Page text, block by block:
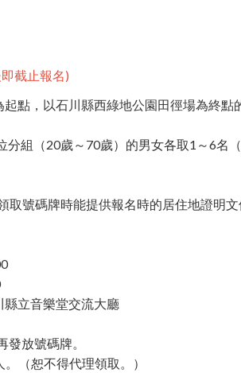
截止報名)
點，以石川縣西綠地公園田徑場為終點
組（20歲～70歲）的男女各取1～6名（
能提供報名時的居住地證明文件
樂堂交流大廳
號碼牌。
不得代理領取。）